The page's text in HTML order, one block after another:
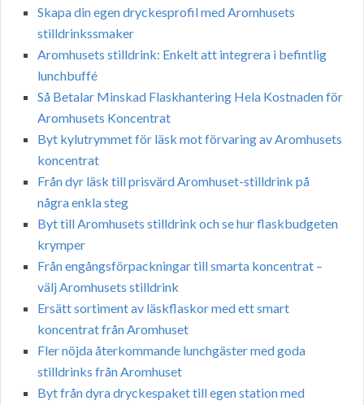
Skapa din egen dryckesprofil med Aromhusets
stilldrinkssmaker
Aromhusets stilldrink: Enkelt att integrera i befintlig
lunchbuffé
Så Betalar Minskad Flaskhantering Hela Kostnaden för
Aromhusets Koncentrat
Byt kylutrymmet för läsk mot förvaring av Aromhusets
koncentrat
Från dyr läsk till prisvärd Aromhuset-stilldrink på
några enkla steg
Byt till Aromhusets stilldrink och se hur flaskbudgeten
krymper
Från engångsförpackningar till smarta koncentrat –
välj Aromhusets stilldrink
Ersätt sortiment av läskflaskor med ett smart
koncentrat från Aromhuset
Fler nöjda återkommande lunchgäster med goda
stilldrinks från Aromhuset
Byt från dyra dryckespaket till egen station med